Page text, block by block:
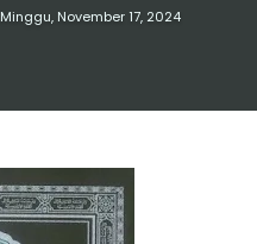
Minggu, November 17, 2024